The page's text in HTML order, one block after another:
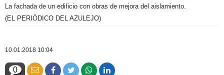
La fachada de un edificio con obras de mejora del aislamiento.
(EL PERIÓDICO DEL AZULEJO)
10.01.2018 10:04
0